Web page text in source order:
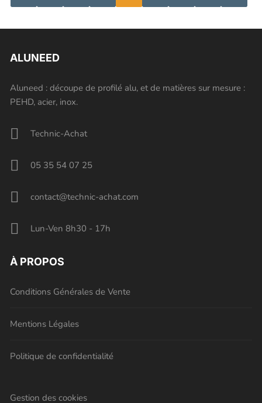
ALUNEED
Aluneed : découpe de profilé alu, et de matières sur mesure :
PEHD, acier, inox.
Technic-Achat
05 35 54 07 25
contact@technic-achat.com
Lun-Ven 8h30 - 17h
À PROPOS
Conditions Générales de Vente
Mentions Légales
Politique de confidentialité
Gestion des cookies